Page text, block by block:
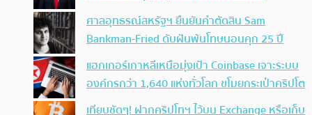
ศาลอุทธรณ์สหรัฐฯ ยืนยันคำตัดสิน Sam
Bankman-Fried ดับฝันพ้นโทษนอนคุก 25 ปี
แฮกเกอร์เกาหลีเหนือมุ่งเป้า Coinbase เจาะระบบ
องค์กรกว่า 1,640 แห่งทั่วโลก ขโมยกระเป๋าคริปโต
เทียบชัดๆ! ฝากคริปโทฯ ไว้บน Exchange หรือเก็บ